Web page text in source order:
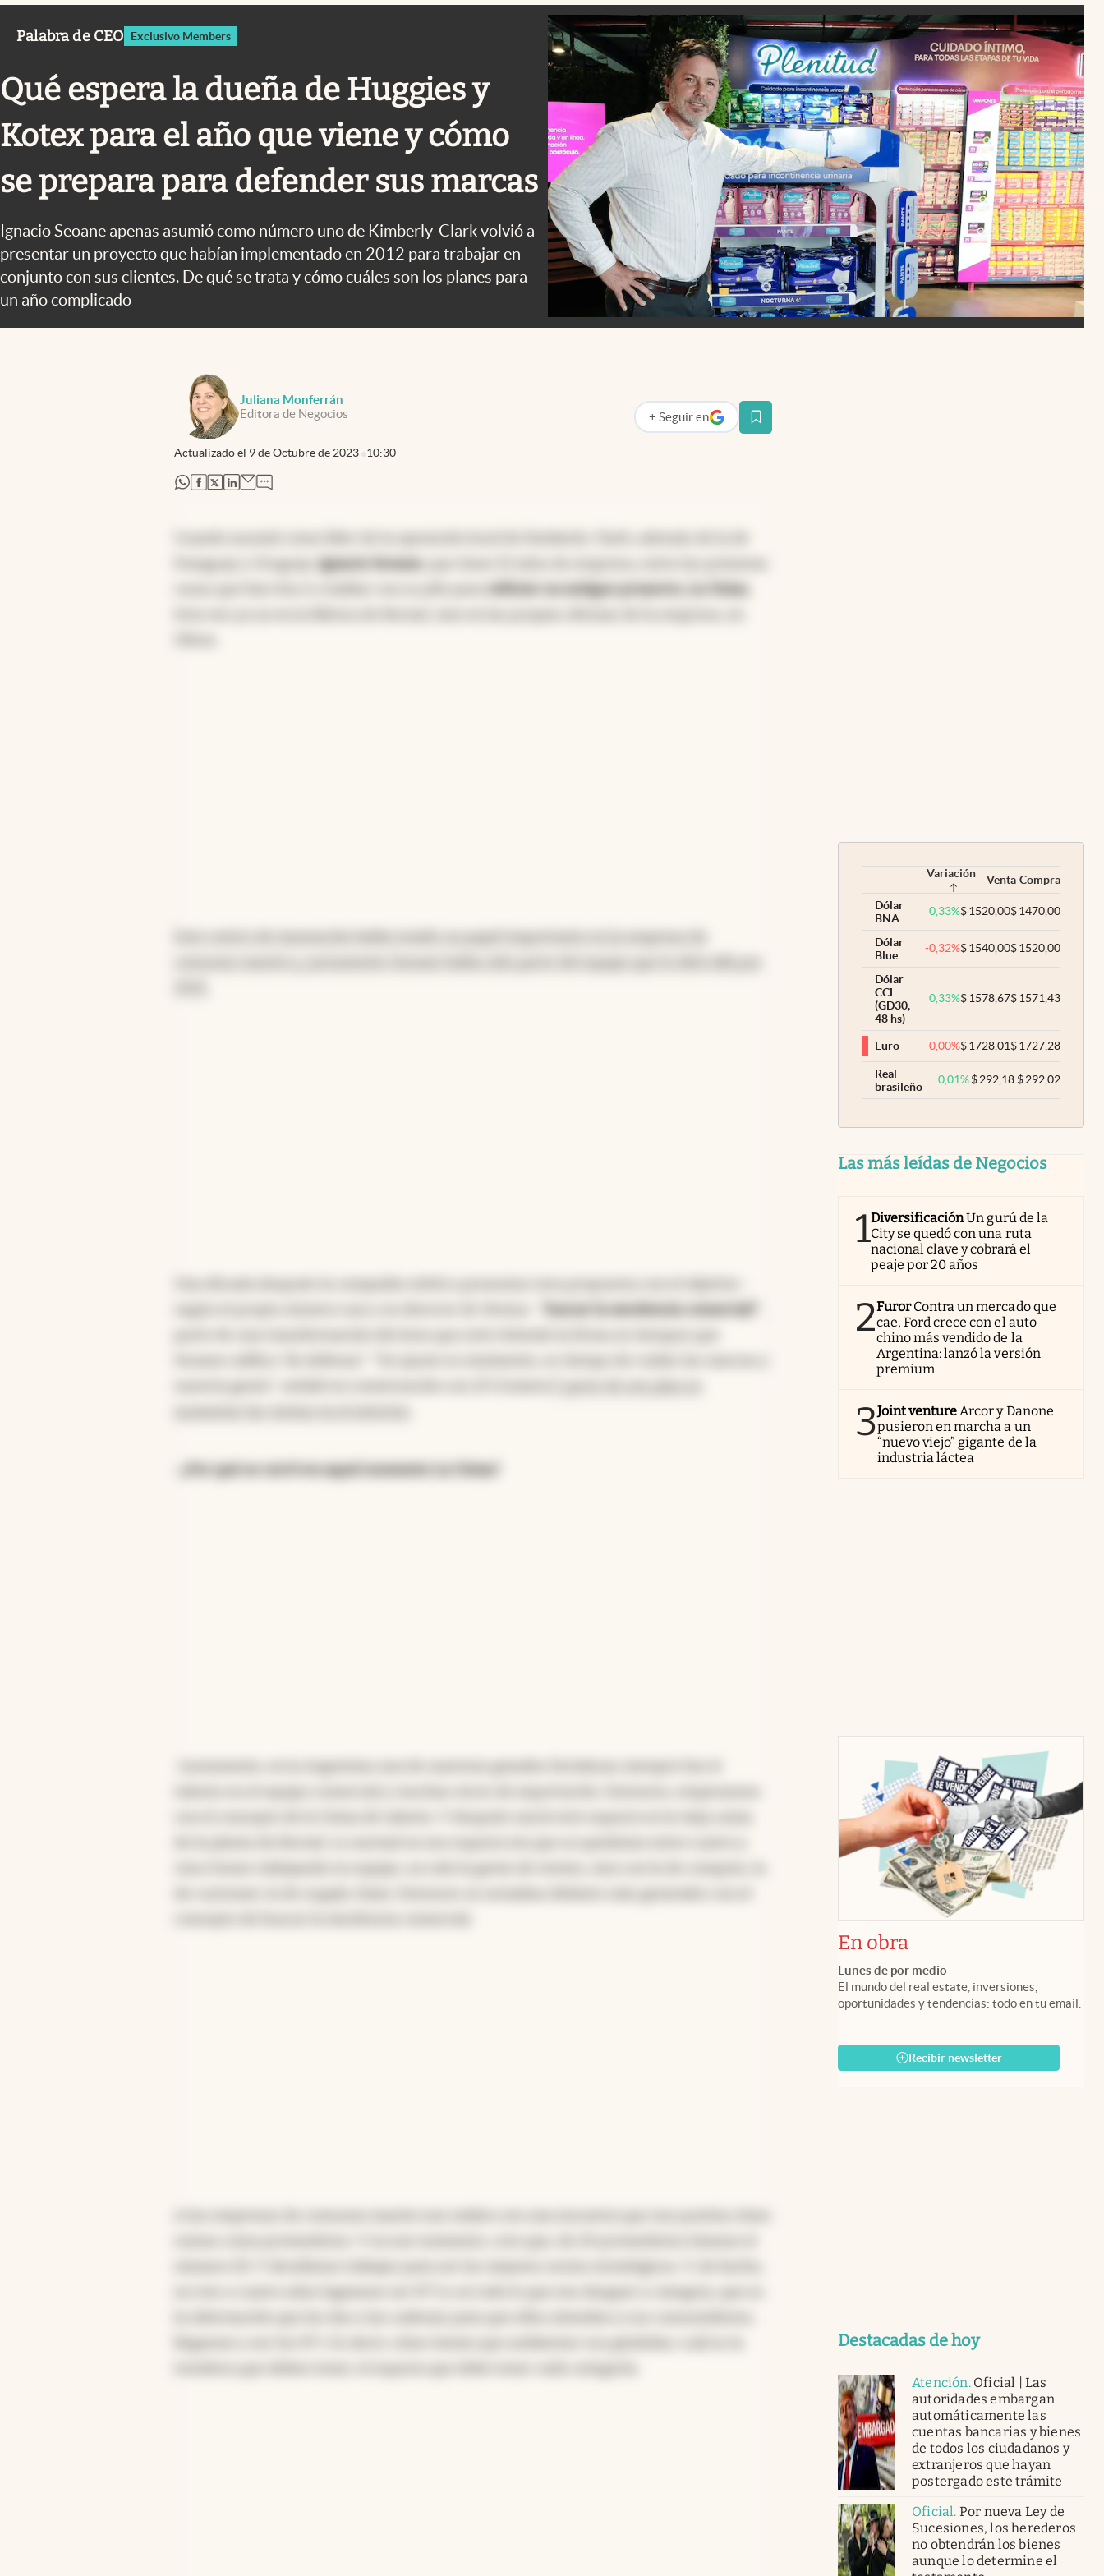
Infotechnology
Clase
Mundial 2026
Eventos Corporativos
Mediakit
abre en nueva pestaña
Palabra de CEO Exclusivo Members
Qué espera la dueña de Huggies y
Kotex para el año que viene y cómo
se prepara para defender sus marcas
Ignacio Seoane apenas asumió como número uno de Kimberly-Clark volvió a
presentar un proyecto que habían implementado en 2012 para trabajar en
conjunto con sus clientes. De qué se trata y cómo cuáles son los planes para
un año complicado
Juliana Monferrán
Editora de Negocios
Actualizado el 9 de Octubre de 2023 10:30
+ Seguir en
abre en nueva pestaña
abre en nueva pestaña
abre en nueva pestaña
abre en nueva pestaña
abre en nueva pestaña
Ignacio Seoane
reflotar un antiguo proyecto, La Usina.
Este centro de innovación había tenido un papel importante en la empresa de
buscar la excelencia comercial"
-¿Por qué se cerró en aquel momento La Usina?
Variación Venta Compra
Dólar
BNA
0,33%$1520,00$1470,00
Dólar
Blue
-0,32%$1540,00$1520,00
Dólar
CCL
(GD30,
48 hs)
0,33%$1578,67$1571,43
Euro -0,00%$1728,01$1727,28
Real
brasileño
0,01% $292,18 $292,02
Las más leídas de Negocios
1DiversificaciónUn gurú de la
City se quedó con una ruta
nacional clave y cobrará el
peaje por 20 años
2Furor Contra un mercado que
cae, Ford crece con el auto
chino más vendido de la
Argentina: lanzó la versión
premium
3Joint venture Arcor y Danone
pusieron en marcha a un
“nuevo viejo” gigante de la
industria láctea
En obra
Lunes de por medio
El mundo del real estate, inversiones,
oportunidades y tendencias: todo en tu email.
Recibir newsletter
Destacadas de hoy
Atención. Oficial | Las
autoridades embargan
automáticamente las
cuentas bancarias y bienes
de todos los ciudadanos y
extranjeros que hayan
postergado este trámite
Oficial. Por nueva Ley de
Sucesiones, los herederos
no obtendrán los bienes
aunque lo determine el